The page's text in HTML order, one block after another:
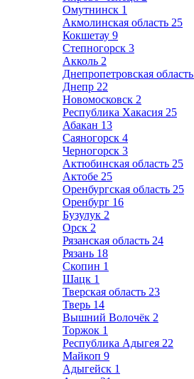
Омутнинск 1
Акмолинская область 25
Кокшетау 9
Степногорск 3
Акколь 2
Днепропетровская область
Днепр 22
Новомосковск 2
Республика Хакасия 25
Абакан 13
Саяногорск 4
Черногорск 3
Актюбинская область 25
Актобе 25
Оренбургская область 25
Оренбург 16
Бузулук 2
Орск 2
Рязанская область 24
Рязань 18
Скопин 1
Шацк 1
Тверская область 23
Тверь 14
Вышний Волочёк 2
Торжок 1
Республика Адыгея 22
Майкоп 9
Адыгейск 1